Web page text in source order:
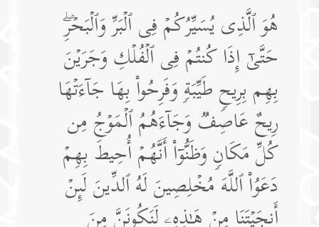
هُوَ ٱلَّذِی یُسَیِّرُكُمۡ فِی ٱلۡبَرِّ وَٱلۡبَحۡرِۖ
حَتَّىٰۤ إِذَا كُنتُمۡ فِی ٱلۡفُلۡكِ وَجَرَیۡنَ
بِهِم بِرِیحࣲ طَیِّبَةࣲ وَفَرِحُوا۟ بِهَا جَاۤءَتۡهَا
رِیحٌ عَاصِفࣱ وَجَاۤءَهُمُ ٱلۡمَوۡجُ مِن
كُلِّ مَكَانࣲ وَظَنُّوۤا۟ أَنَّهُمۡ أُحِیطَ بِهِمۡ
دَعَوُا۟ ٱللَّهَ مُخۡلِصِینَ لَهُ ٱلدِّینَ لَىِٕنۡ
أَنجَیۡتَنَا مِنۡ هَـٰذِهِۦ لَنَكُونَنَّ مِنَ